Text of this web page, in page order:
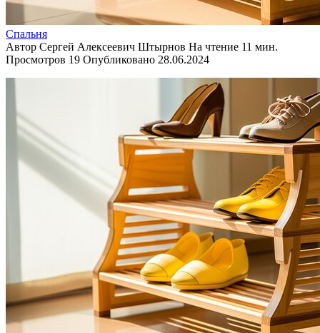
Спальня
Автор Сергей Алексеевич Штырнов На чтение 11 мин.
Просмотров 19 Опубликовано 28.06.2024